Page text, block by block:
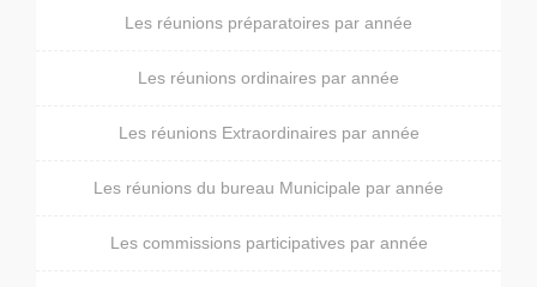
Les réunions préparatoires par année
Les réunions ordinaires par année
Les réunions Extraordinaires par année
Les réunions du bureau Municipale par année
Les commissions participatives par année